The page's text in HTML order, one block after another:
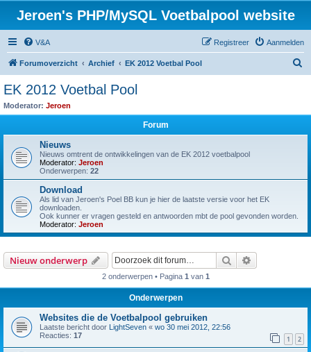
Jeroen's PHP/MySQL Voetbalpool website
V&A Aanmelden
Registreer
Forumoverzicht Archief EK 2012 Voetbal Pool
EK 2012 Voetbal Pool
Moderator: Jeroen
Forum
Nieuws
Nieuws omtrent de ontwikkelingen van de EK 2012 voetbalpool
Moderator: Jeroen
Onderwerpen: 22
Download
Als lid van Jeroen's Poel BB kun je hier de laatste versie voor het EK
downloaden.
Ook kunner er vragen gesteld en antwoorden mbt de pool gevonden worden.
Moderator: Jeroen
Nieuw onderwerp Zoek
2 onderwerpen • Pagina 1 van 1
Onderwerpen
Websites die de Voetbalpool gebruiken
Laatste bericht door LightSeven « wo 30 mei 2012, 22:56
Reacties: 17 1 2